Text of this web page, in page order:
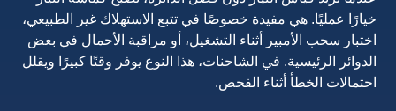
خيارًا عمليًا. هي مفيدة خصوصًا في تتبع الاستهلاك غير الطبيعي،
اختبار سحب الأمبير أثناء التشغيل، أو مراقبة الأحمال في بعض
الدوائر الرئيسية. في الشاحنات، هذا النوع يوفر وقتًا كبيرًا ويقلل
احتمالات الخطأ أثناء الفحص.